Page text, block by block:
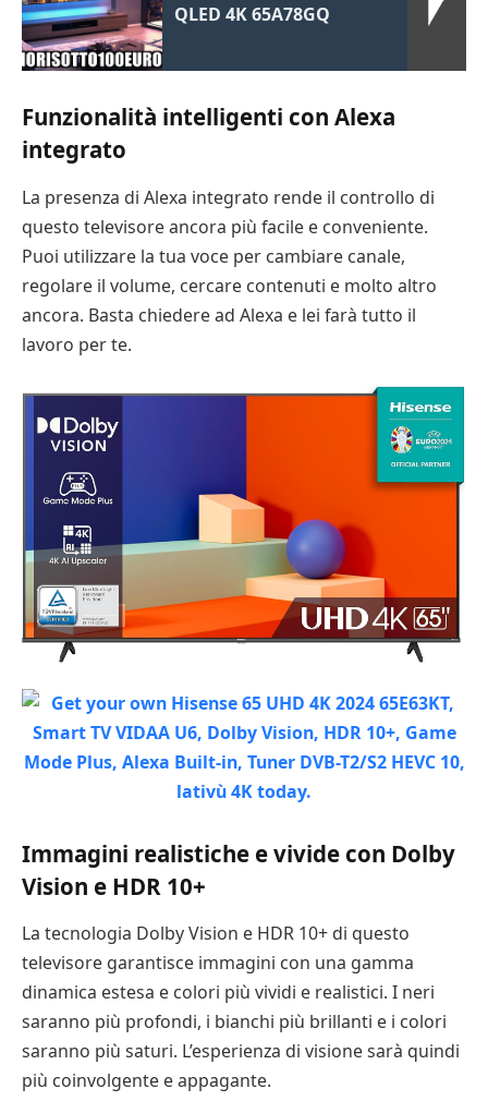
QLED 4K 65A78GQ
Funzionalità intelligenti con Alexa
integrato
La presenza di Alexa integrato rende il controllo di
questo televisore ancora più facile e conveniente.
Puoi utilizzare la tua voce per cambiare canale,
regolare il volume, cercare contenuti e molto altro
ancora. Basta chiedere ad Alexa e lei farà tutto il
lavoro per te.
Immagini realistiche e vivide con Dolby
Vision e HDR 10+
La tecnologia Dolby Vision e HDR 10+ di questo
televisore garantisce immagini con una gamma
dinamica estesa e colori più vividi e realistici. I neri
saranno più profondi, i bianchi più brillanti e i colori
saranno più saturi. L’esperienza di visione sarà quindi
più coinvolgente e appagante.